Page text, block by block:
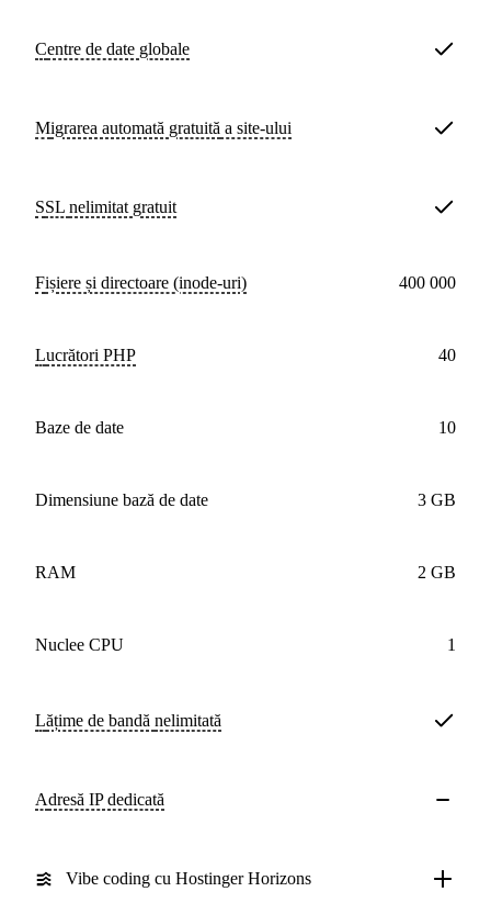
Centre de date globale
Migrarea automată gratuită a site-ului
SSL nelimitat gratuit
Fișiere și directoare (inode-uri) 400 000
lucrători PHP 40
baze de date 10
Dimensiune bază de date 3 GB
RAM 2 GB
nuclee CPU 1
Lățime de bandă nelimitată
Adresă IP dedicată
Vibe coding cu Hostinger Horizons